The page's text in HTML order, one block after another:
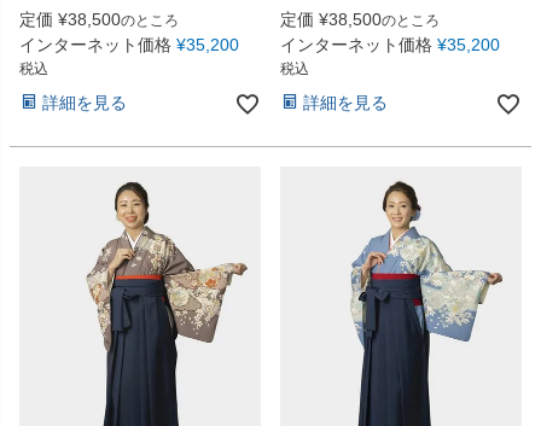
定価 ¥38,500のところ
インターネット価格 ¥35,200
税込
詳細を見る
定価 ¥38,500のところ
インターネット価格 ¥35,200
税込
詳細を見る